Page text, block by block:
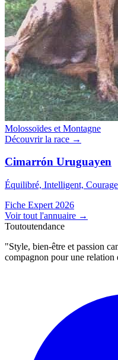
Molossoïdes et Montagne
Découvrir la race →
Cimarrón Uruguayen
Équilibré, Intelligent,
Fiche Expert 2026
Voir tout l'annuaire →
Toutoutendance
"Style, bien-être et passion
compagnon pour une relation